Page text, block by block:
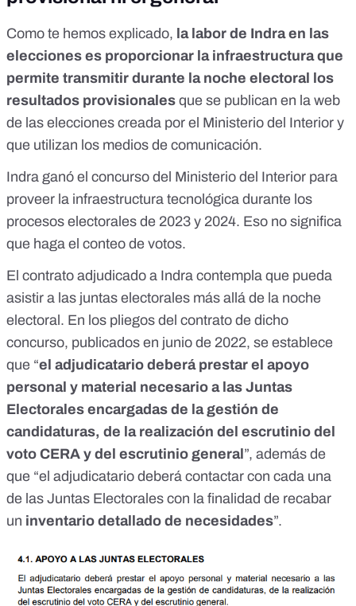
Como te hemos explicado, la labor de Indra en las
elecciones es proporcionar la infraestructura que
permite transmitir durante la noche electoral los
resultados provisionales que se publican en la web
de las elecciones creada por el Ministerio del Interior y
que utilizan los medios de comunicación.
Indra ganó el concurso del Ministerio del Interior para
proveer la infraestructura tecnológica durante los
procesos electorales de 2023 y 2024. Eso no significa
que haga el conteo de votos.
El contrato adjudicado a Indra contempla que pueda
asistir a las juntas electorales más allá de la noche
electoral. En los pliegos del contrato de dicho
concurso, publicados en junio de 2022, se establece
que “el adjudicatario deberá prestar el apoyo
personal y material necesario a las Juntas
Electorales encargadas de la gestión de
candidaturas, de la realización del escrutinio del
voto CERA y del escrutinio general ”, además de
que “el adjudicatario deberá contactar con cada una
de las Juntas Electorales con la finalidad de recabar
un inventario detallado de necesidades”.